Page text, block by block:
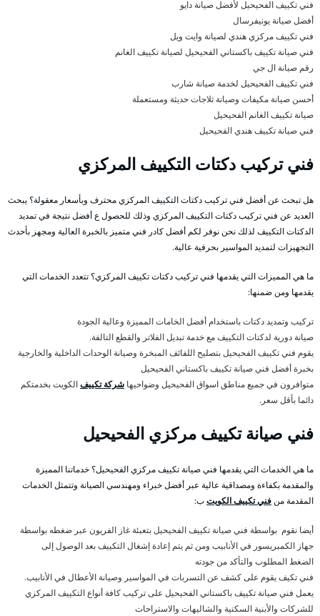
فني تكييف الفحيحيل لأفضل صيانة دايو
أفضل صيانة يونيفرسال
فني تكييف مركزي هندي لصيانة وايت ويل
فني صيانة تكييف باكستاني الفحيحيل لصيانة تكييف الغانم
رقم صيانة ال جي
فني تكييف الفحيحيل لخدمة صيانة شارب
أحسن صيانة مكيفات وصيانة ثلاجات حديثة ومستعملة
صيانة تكييف الغانم الفحيحيل
فني صيانة تكييف هندي الفحيحيل
فني تركيب دكتات التكييف المركزي
هل تبحث عن أفضل فني تركيب دكتات التكييف المركزي محترف وبأسعار معقولة؟ يبحث
العديد عن فني تركيب دكتات التكييف المركزي وذلك للحصول ع أفضل نتيجة في تمديد
الدكتات التكييف لذلك نحن نوفر لكم أفضل كادر فني متميز بالخبرة العالية ومجهز بأحدث
التجهيزات لتمديد المواسير بحرفية عالية.
ما هي المميزات التي يقدمها فني تركيب دكتات تكييف المركزي؟ تتعدد الخدمات التي
يقدمها ومن ضمنها:
تركيب وتمديد دكتات باستخدام أفضل الخامات المميزة وعالية الجودة
صيانة دورية لدكتات التكييف مع خدمة تبديل الفلاتر والقطع التالفة.
يقوم فني تكييف الفحيحيل بتصليح اللفائف المبخرة وصيانة الوحدات الداخلية والخارجية
بخبرة أفضل فني صيانة تكييف باكستاني الفحيحيل
متوافرون في جميع مناطق اسواق الفحيحيل وضواحيها شركة تكييفالكويت بخدمتكم
دائما بأقل سعر.
فني صيانة تكييف مركزي الفحيحيل
ما هي الخدمات التي يقدمها فني صيانة تكييف مركزي الفحيحيل؟ خدماتنا المميزة
والمقدمة بكفاءة ومصداقية عالية عبر أفضل خبراء ومهندسي الصيانة وتتمثل الخدمات
المقدمة منفني تكييف الكويتب:
أيضا نقوم بواسطة فني صيانة تكييف الفحيحيل بتعبئة غاز الفريون عبر ضغطه بواسطة
جهاز الكمبريسور في الأنابيب ومن ثم يتم إعادة إشغال التكييف بعد الوصول إلى
الضغط المطلوب والتأكد من جودته
فني تكيف يقوم على كشف عن التسربات في المواسير وصيانة الأعطال في الأنابيب.
يعمل فني صيانة تكييف باكستاني الفحيحيل على تركيب كافة أنواع التكييف المركزي
للشركات والأبنية السكنية والشاليهات والاستراحات